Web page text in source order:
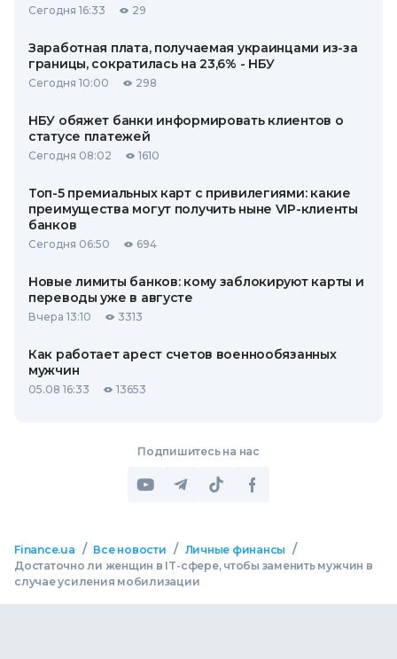
Сегодня 16:33 29
Заработная плата, получаемая украинцами из-за
границы, сократилась на 23,6% - НБУ
Сегодня 10:00 298
НБУ обяжет банки информировать клиентов о
статусе платежей
Сегодня 08:02 1610
Топ-5 премиальных карт с привилегиями: какие
преимущества могут получить ныне VIP-клиенты
банков
Сегодня 06:50 694
Новые лимиты банков: кому заблокируют карты и
переводы уже в августе
Вчера 13:10 3313
Как работает арест счетов военнообязанных
мужчин
05.08 16:33 13653
Подпишитесь на нас
Finance.ua / Все новости / Личные финансы /
Достаточно ли женщин в IT-сфере, чтобы заменить мужчин в
случае усиления мобилизации